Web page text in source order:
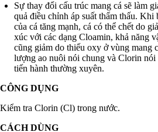
Sự thay đổi cấu trúc mang cá sẽ làm
quả điều chỉnh áp suất thẩm thấu.
của cá tăng mạnh, cá có thể chết do
xúc với các dạng Cloamin, khả năng
cũng giảm do thiếu oxy ở vùng mang
lượng ao nuôi nói chung và Clorin
tiến hành thường xuyên.
CÔNG DỤNG
Kiểm tra Clorin (Cl) trong nước.
CÁCH DÙNG